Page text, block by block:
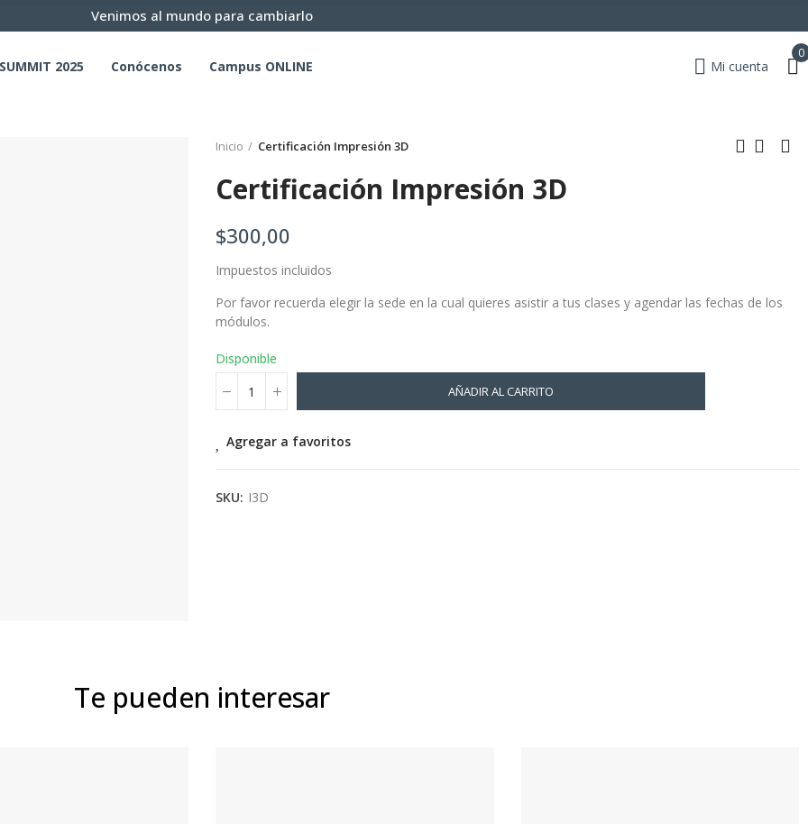
Venimos al mundo para cambiarlo
SUMMIT 2025 Conócenos Campus ONLINE Mi cuenta
0
Inicio Certificación Impresión 3D
Certificación Impresión 3D
$300,00
Impuestos incluidos
Por favor recuerda elegir la sede en la cual quieres asistir a tus clases y agendar las fechas de los
módulos.
Disponible
AÑADIR AL CARRITO
Agregar a favoritos
SKU: I3D
Te pueden interesar